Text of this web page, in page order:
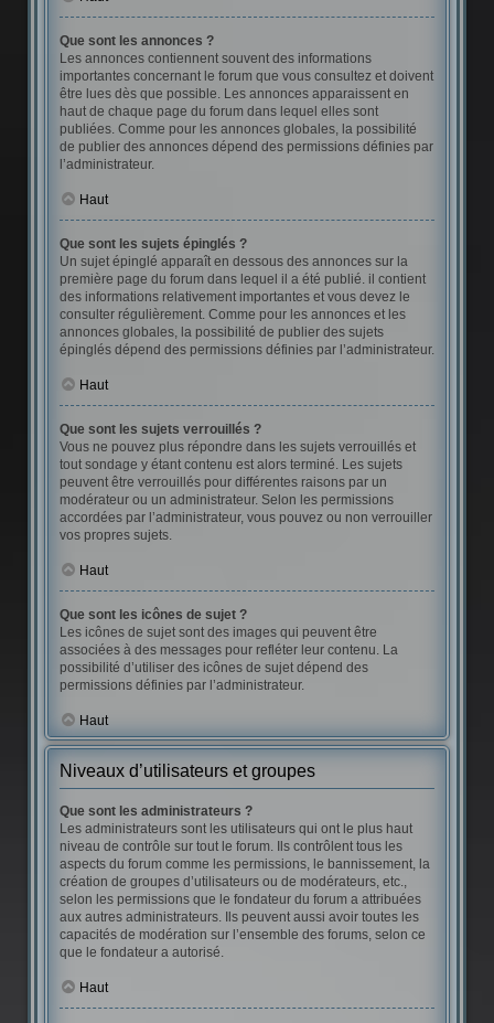
Que sont les annonces ?
Les annonces contiennent souvent des informations
importantes concernant le forum que vous consultez et doivent
être lues dès que possible. Les annonces apparaissent en
haut de chaque page du forum dans lequel elles sont
publiées. Comme pour les annonces globales, la possibilité
de publier des annonces dépend des permissions définies par
l’administrateur.
Haut
Que sont les sujets épinglés ?
Un sujet épinglé apparaît en dessous des annonces sur la
première page du forum dans lequel il a été publié. il contient
des informations relativement importantes et vous devez le
consulter régulièrement. Comme pour les annonces et les
annonces globales, la possibilité de publier des sujets
épinglés dépend des permissions définies par l’administrateur.
Haut
Que sont les sujets verrouillés ?
Vous ne pouvez plus répondre dans les sujets verrouillés et
tout sondage y étant contenu est alors terminé. Les sujets
peuvent être verrouillés pour différentes raisons par un
modérateur ou un administrateur. Selon les permissions
accordées par l’administrateur, vous pouvez ou non verrouiller
vos propres sujets.
Haut
Que sont les icônes de sujet ?
Les icônes de sujet sont des images qui peuvent être
associées à des messages pour refléter leur contenu. La
possibilité d’utiliser des icônes de sujet dépend des
permissions définies par l’administrateur.
Haut
Niveaux d’utilisateurs et groupes
Que sont les administrateurs ?
Les administrateurs sont les utilisateurs qui ont le plus haut
niveau de contrôle sur tout le forum. Ils contrôlent tous les
aspects du forum comme les permissions, le bannissement, la
création de groupes d’utilisateurs ou de modérateurs, etc.,
selon les permissions que le fondateur du forum a attribuées
aux autres administrateurs. Ils peuvent aussi avoir toutes les
capacités de modération sur l’ensemble des forums, selon ce
que le fondateur a autorisé.
Haut